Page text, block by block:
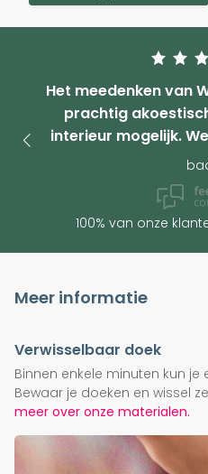
Het meedenken van
prachtig
interieur mogelijk.
100% van onze
Meer informatie
Verwisselbaar doek
Binnen enkele minuten kun je
Bewaar je doeken en wissel
meer over onze materialen.